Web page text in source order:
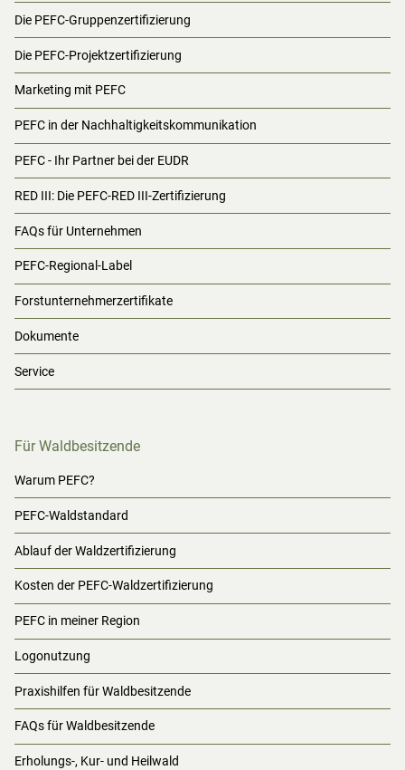
Die PEFC-Gruppenzertifizierung
Die PEFC-Projektzertifizierung
Marketing mit PEFC
PEFC in der Nachhaltigkeitskommunikation
PEFC - Ihr Partner bei der EUDR
RED III: Die PEFC-RED III-Zertifizierung
FAQs für Unternehmen
PEFC-Regional-Label
Forstunternehmerzertifikate
Dokumente
Service
Für Waldbesitzende
Warum PEFC?
PEFC-Waldstandard
Ablauf der Waldzertifizierung
Kosten der PEFC-Waldzertifizierung
PEFC in meiner Region
Logonutzung
Praxishilfen für Waldbesitzende
FAQs für Waldbesitzende
Erholungs-, Kur- und Heilwald